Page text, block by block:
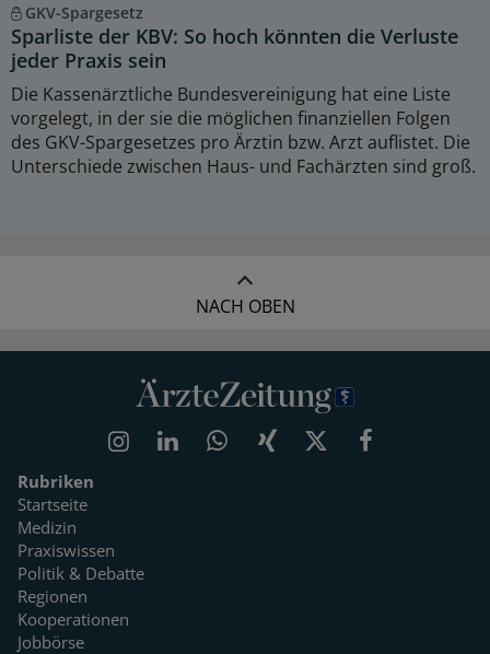
GKV-Spargesetz
Sparliste der KBV: So hoch könnten die Verluste
jeder Praxis sein
Die Kassenärztliche Bundesvereinigung hat eine Liste
vorgelegt, in der sie die möglichen finanziellen Folgen
des GKV-Spargesetzes pro Ärztin bzw. Arzt auflistet. Die
Unterschiede zwischen Haus- und Fachärzten sind groß.
NACH OBEN
Rubriken
Startseite
Medizin
Praxiswissen
Politik & Debatte
Regionen
Kooperationen
Jobbörse